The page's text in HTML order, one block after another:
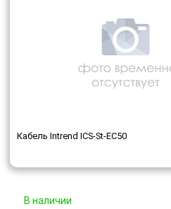
Кабель Intrend ICS-St-EC50
В наличии